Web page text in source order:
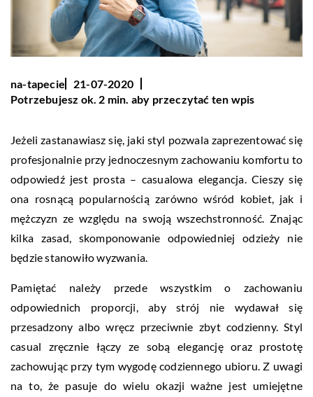
na-tapecie
21-07-2020
Potrzebujesz ok. 2 min. aby przeczytać ten wpis
Jeżeli zastanawiasz się, jaki styl pozwala zaprezentować się
profesjonalnie przy jednoczesnym zachowaniu komfortu to
odpowiedź jest prosta – casualowa elegancja. Cieszy się
ona rosnącą popularnością zarówno wśród kobiet, jak i
mężczyzn ze względu na swoją wszechstronność. Znając
kilka zasad, skomponowanie odpowiedniej odzieży nie
będzie stanowiło wyzwania.
Pamiętać należy przede wszystkim o zachowaniu
odpowiednich proporcji, aby strój nie wydawał się
przesadzony albo wręcz przeciwnie zbyt codzienny. Styl
casual zręcznie łączy ze sobą elegancję oraz prostotę
zachowując przy tym wygodę codziennego ubioru. Z uwagi
na to, że pasuje do wielu okazji ważne jest umiejętne